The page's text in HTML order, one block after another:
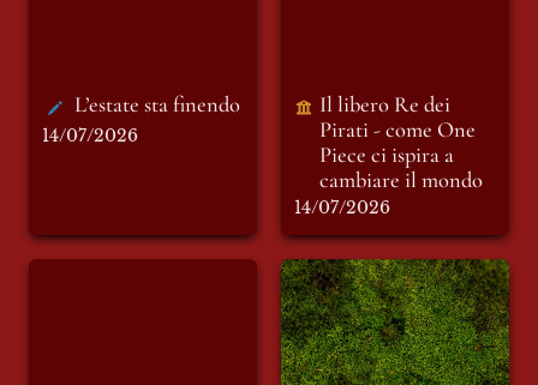
L’estate sta finendo
14/07/2026
Il libero Re dei
Pirati - come One
Piece ci ispira a
cambiare il mondo
14/07/2026
Muschio